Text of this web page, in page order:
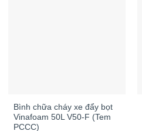
Bình chữa cháy xe đẩy bọt
Vinafoam 50L V50-F (Tem
PCCC)